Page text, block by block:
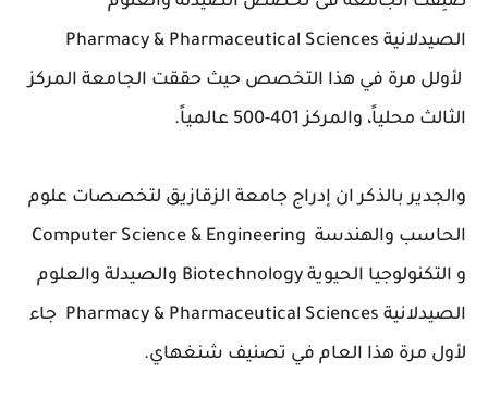
لأولل مرة في هذا التخصص حيث حققت الجامعة المركز
الثالث محلياً، والمركز 401-500 عالمياً.
والجدير بالذكر ان إدراج جامعة الزقازيق لتخصصات علوم
الحاسب والهندسة Computer Science & Engineering
و التكنولوجيا الحيوية Biotechnology والصيدلة والعلوم
الصيدلانية Pharmacy & Pharmaceutical Sciences جاء
لأول مرة هذا العام في تصنيف شنغهاي.